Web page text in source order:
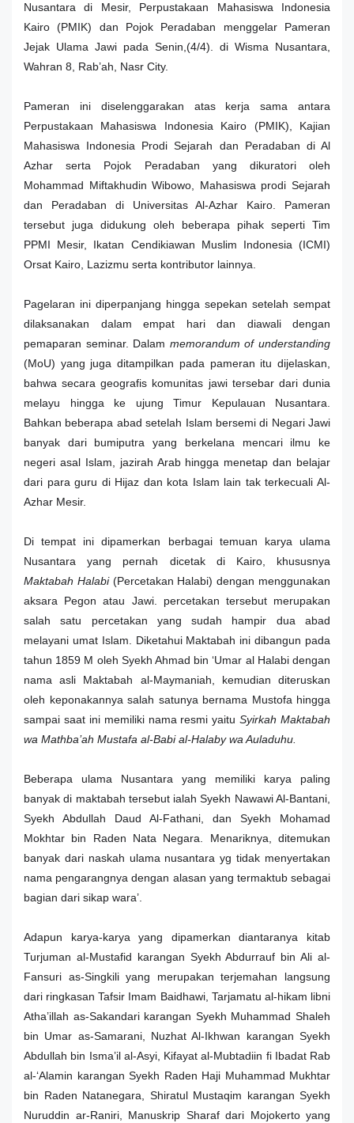
Nusantara di Mesir, Perpustakaan Mahasiswa Indonesia
Kairo (PMIK) dan Pojok Peradaban menggelar Pameran
Jejak Ulama Jawi pada Senin,(4/4). di Wisma Nusantara,
Wahran 8, Rab’ah, Nasr City.
Pameran ini diselenggarakan atas kerja sama antara
Perpustakaan Mahasiswa Indonesia Kairo (PMIK), Kajian
Mahasiswa Indonesia Prodi Sejarah dan Peradaban di Al
Azhar serta Pojok Peradaban yang dikuratori oleh
Mohammad Miftakhudin Wibowo, Mahasiswa prodi Sejarah
dan Peradaban di Universitas Al-Azhar Kairo. Pameran
tersebut juga didukung oleh beberapa pihak seperti Tim
PPMI Mesir, Ikatan Cendikiawan Muslim Indonesia (ICMI)
Orsat Kairo, Lazizmu serta kontributor lainnya.
Pagelaran ini diperpanjang hingga sepekan setelah sempat
dilaksanakan dalam empat hari dan diawali dengan
pemaparan seminar. Dalam memorandum of understanding
(MoU) yang juga ditampilkan pada pameran itu dijelaskan,
bahwa secara geografis komunitas jawi tersebar dari dunia
melayu hingga ke ujung Timur Kepulauan Nusantara.
Bahkan beberapa abad setelah Islam bersemi di Negari Jawi
banyak dari bumiputra yang berkelana mencari ilmu ke
negeri asal Islam, jazirah Arab hingga menetap dan belajar
dari para guru di Hijaz dan kota Islam lain tak terkecuali Al-
Azhar Mesir.
Di tempat ini dipamerkan berbagai temuan karya ulama
Nusantara yang pernah dicetak di Kairo, khususnya
Maktabah Halabi(Percetakan Halabi) dengan menggunakan
aksara Pegon atau Jawi. percetakan tersebut merupakan
salah satu percetakan yang sudah hampir dua abad
melayani umat Islam. Diketahui Maktabah ini dibangun pada
tahun 1859 M oleh Syekh Ahmad bin ‘Umar al Halabi dengan
nama asli Maktabah al-Maymaniah, kemudian diteruskan
oleh keponakannya salah satunya bernama Mustofa hingga
sampai saat ini memiliki nama resmi yaituSyirkah Maktabah
wa Mathba’ah Mustafa al-Babi al-Halaby wa Auladuhu.
Beberapa ulama Nusantara yang memiliki karya paling
banyak di maktabah tersebut ialah Syekh Nawawi Al-Bantani,
Syekh Abdullah Daud Al-Fathani, dan Syekh Mohamad
Mokhtar bin Raden Nata Negara. Menariknya, ditemukan
banyak dari naskah ulama nusantara yg tidak menyertakan
nama pengarangnya dengan alasan yang termaktub sebagai
bagian dari sikap wara’.
Adapun karya-karya yang dipamerkan diantaranya kitab
Turjuman al-Mustafid karangan Syekh Abdurrauf bin Ali al-
Fansuri as-Singkili yang merupakan terjemahan langsung
dari ringkasan Tafsir Imam Baidhawi, Tarjamatu al-hikam libni
Atha’illah as-Sakandari karangan Syekh Muhammad Shaleh
bin Umar as-Samarani, Nuzhat Al-Ikhwan karangan Syekh
Abdullah bin Isma’il al-Asyi, Kifayat al-Mubtadiin fi Ibadat Rab
al-‘Alamin karangan Syekh Raden Haji Muhammad Mukhtar
bin Raden Natanegara, Shiratul Mustaqim karangan Syekh
Nuruddin ar-Raniri, Manuskrip Sharaf dari Mojokerto yang